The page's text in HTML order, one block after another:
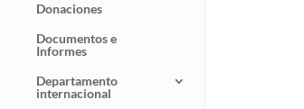
Donaciones
Documentos e
Informes
Departamento
internacional